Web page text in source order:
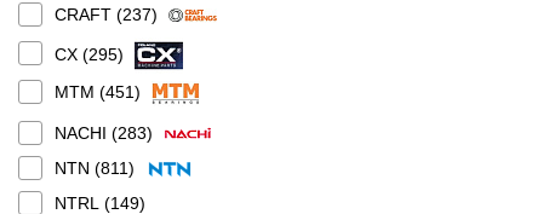
CRAFT (237)
CX (295)
MTM (451)
NACHI (283)
NTN (811)
NTRL (149)